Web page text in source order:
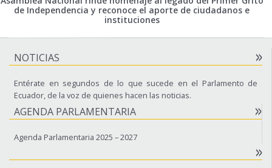
de Independencia y reconoce el aporte de ciudadanos e
instituciones
NOTICIAS
Entérate en segundos de lo que sucede en el Parlamento de
Ecuador, de la voz de quienes hacen las noticias.
AGENDA PARLAMENTARIA
Agenda Parlamentaria 2025 – 2027